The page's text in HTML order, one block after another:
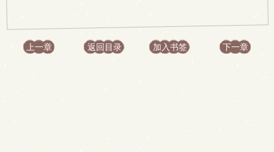
上一章 返回目录 加入书签 下一章